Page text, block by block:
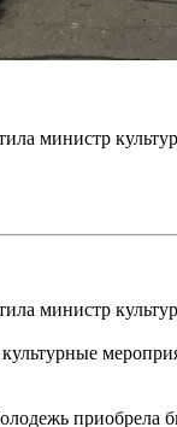
министр
министр
приобрела